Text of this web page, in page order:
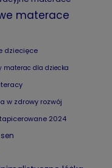
materace
dziecięce
materac dla dziecka
w zdrowy rozwój
2024